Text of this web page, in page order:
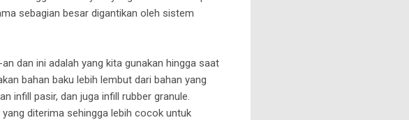
sebagian besar digantikan oleh sistem
dan ini adalah yang kita gunakan hingga saat
bahan baku lebih lembut dari bahan yang
infill pasir, dan juga infill rubber granule.
diterima sehingga lebih cocok untuk